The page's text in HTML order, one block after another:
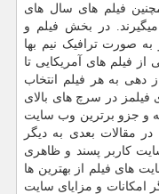
فیلم های سال های
در بخش فیلم و
به صورت ترافیک نیم بها
فیلم های آمریکایی تا
دهی به هر فیلم انتخاب
در سرچ های بالای
و جزو برترین وب سایت
مقالات بعدی به دیگر
کاربر پسند و ظاهری
های فیلم از بهترین ها
امکانات و مزایای سایت